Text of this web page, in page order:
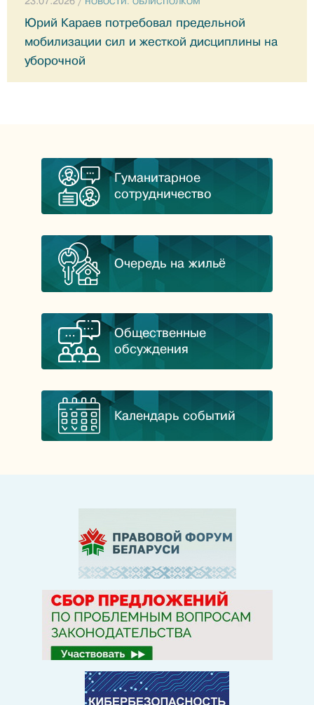
Юрий Караев потребовал предельной
мобилизации сил и жесткой дисциплины на
уборочной
Гуманитарное
сотрудничество
Очередь на жильё
Общественные
обсуждения
Календарь событий